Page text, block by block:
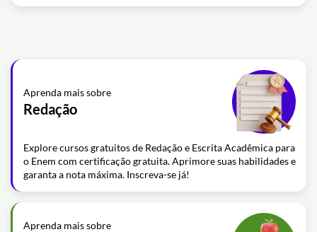
Aprenda mais sobre
Redação
Explore cursos gratuitos de Redação e Escrita Acadêmica para
o Enem com certificação gratuita. Aprimore suas habilidades e
garanta a nota máxima. Inscreva-se já!
Aprenda mais sobre